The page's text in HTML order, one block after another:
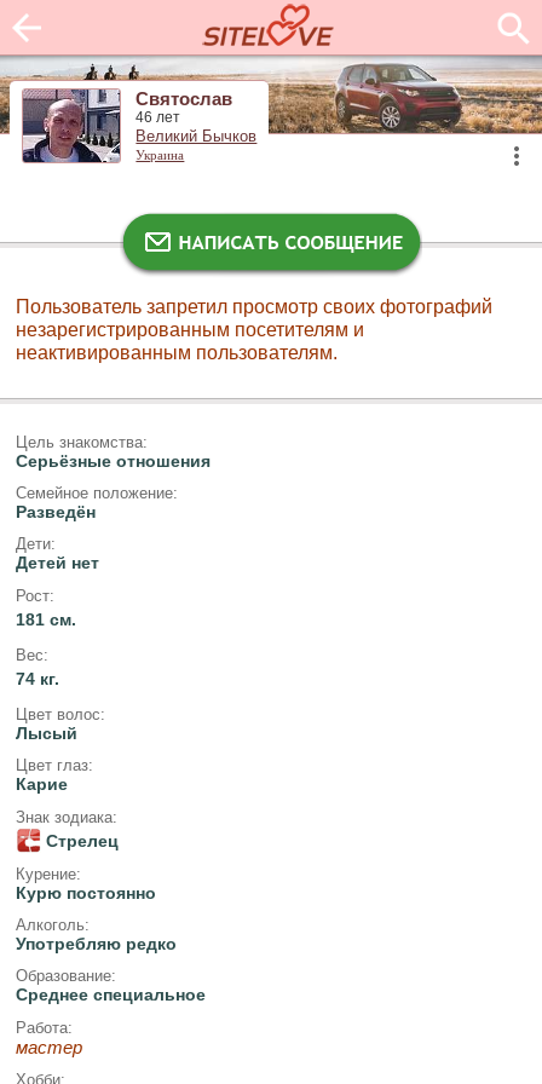
Святослав
46 лет
Великий Бычков
Украина
Пользователь запретил просмотр своих фотографий
незарегистрированным посетителям и
неактивированным пользователям.
Цель знакомства:
Серьёзные отношения
Семейное положение:
Разведён
Дети:
Детей нет
Рост:
181 см.
Вес:
74 кг.
Цвет волос:
Лысый
Цвет глаз:
Карие
Знак зодиака:
Стрелец
Курение:
Курю постоянно
Алкоголь:
Употребляю редко
Образование:
Среднее специальное
Работа:
мастер
Хобби: